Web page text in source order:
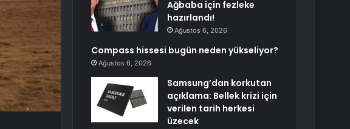
Ağbaba için fezleke
hazırlandı!
Ağustos 6, 2026
Compass hissesi bugün neden yükseliyor?
Ağustos 6, 2026
Samsung’dan korkutan
açıklama: Bellek krizi için
verilen tarih herkesi
üzecek